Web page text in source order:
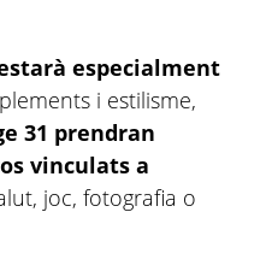
especialment
i estilisme,
31 prendran
vinculats a
joc, fotografia o